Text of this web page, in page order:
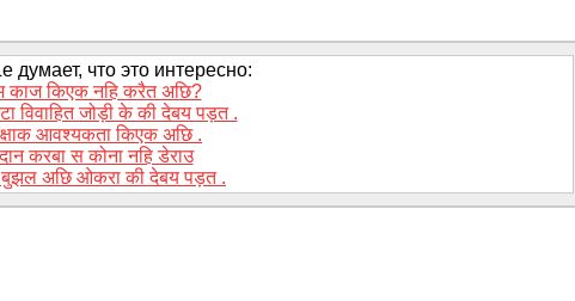
думает, что это интересно:
काज किएक नहि करैत अछि?
विवाहित जोड़ी के की देबय पड़त .
आवश्यकता किएक अछि .
करबा स कोना नहि डेराउ
बुझल अछि ओकरा की देबय पड़त .